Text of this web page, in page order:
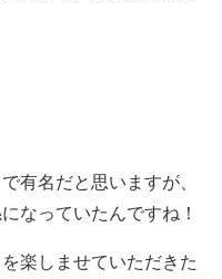
有名だと思いますが、
なっていたんですね！
楽しませていただきた